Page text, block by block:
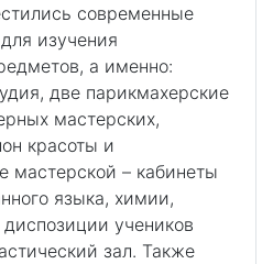
современные
изучения
а именно:
две парикмахерские
мастерских,
красоты и
мастерской – кабинеты
языка, химии,
учеников
зал. Также